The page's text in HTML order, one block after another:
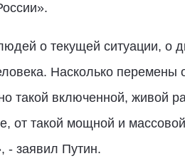
о текущей ситуации, о
Насколько
такой включенной, живой
от такой мощной и
- заявил Путин.